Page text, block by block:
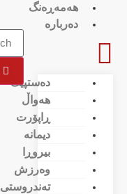
هەمەڕەنگ
دەربارە
دەستپێک
هەواڵ
ڕاپۆرت
دیمانە
بیروڕا
وەرزش
تەندروستی